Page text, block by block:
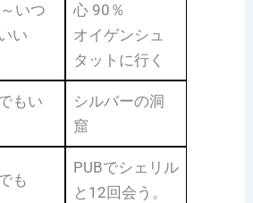
いつ
い
心 90％
オイゲンシュ
タットに行く
もい
シルバーの洞
窟
も
PUBでシェリル
と12回会う。